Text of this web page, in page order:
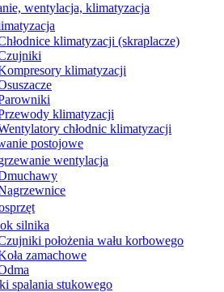
wentylacja, klimatyzacja
klimatyzacji (skraplacze)
klimatyzacji
klimatyzacji
chłodnic klimatyzacji
postojowe
wentylacja
silnika
położenia wału korbowego
zamachowe
spalania stukowego